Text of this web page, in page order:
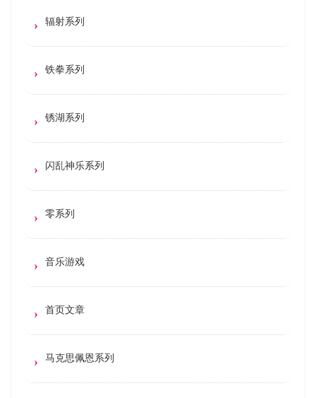
辐射系列
铁拳系列
锈湖系列
闪乱神乐系列
零系列
音乐游戏
首页文章
马克思佩恩系列